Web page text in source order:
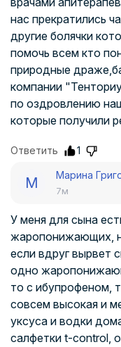
нас прекратились
другие болячки
помочь всем кто
природные
компании
по оздровлению
которые получили
Ответить 1
М Марина
7м
У меня для сына
жаропонижающих,
если вдруг вырвет
одно
то с ибупрофеном,
совсем высокая и
уксуса и водки
салфетки t-control,